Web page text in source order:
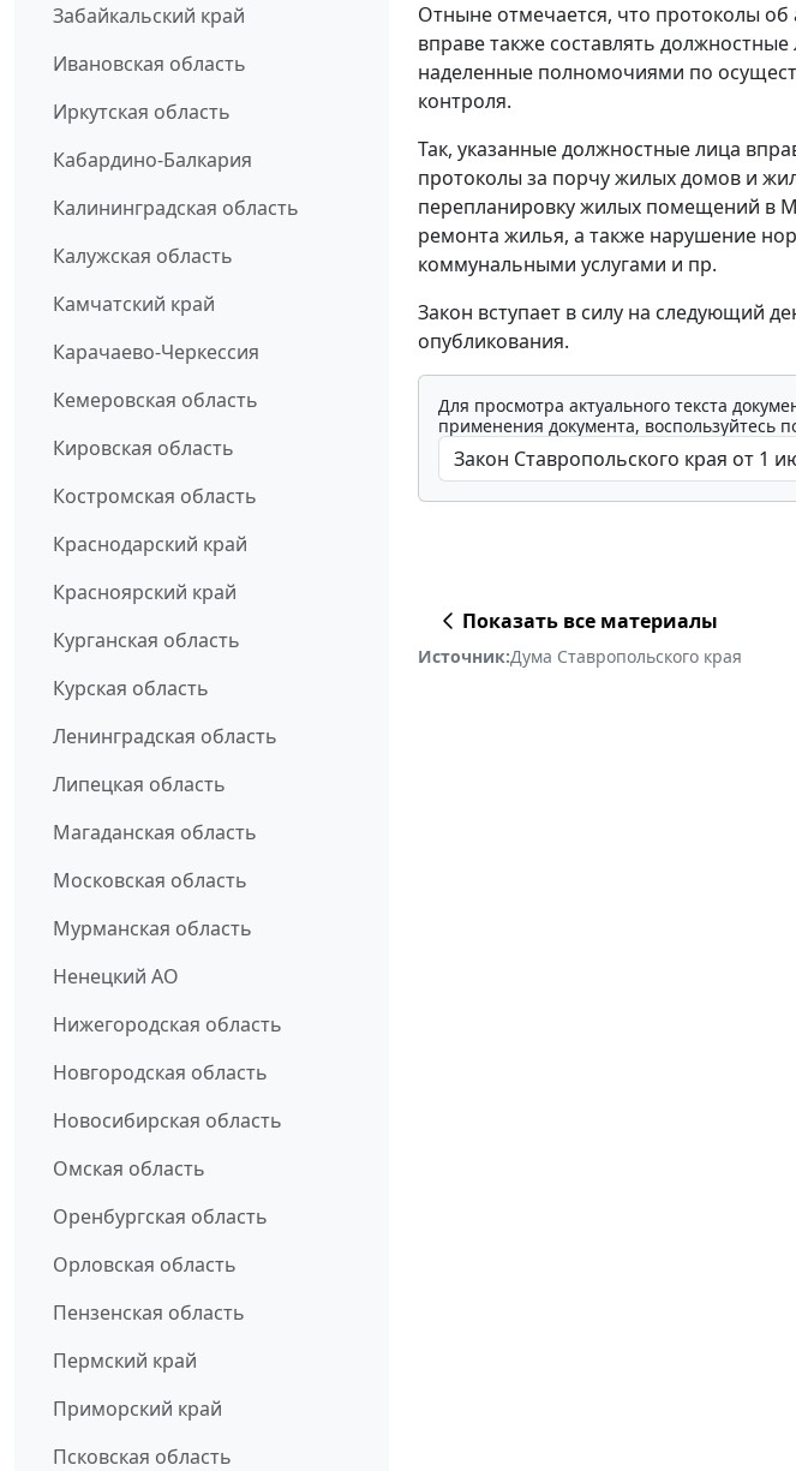
Забайкальский край
Ивановская область
Иркутская область
Кабардино-Балкария
Калининградская область
Калужская область
Камчатский край
Карачаево-Черкессия
Кемеровская область
Кировская область
Костромская область
Краснодарский край
Красноярский край
Курганская область
Курская область
Ленинградская область
Липецкая область
Магаданская область
Московская область
Мурманская область
Ненецкий АО
Нижегородская область
Новгородская область
Новосибирская область
Омская область
Оренбургская область
Орловская область
Пензенская область
Пермский край
Приморский край
Псковская область
Отныне отмечается, что протоколы
вправе также составлять
наделенные полномочиями по
контроля.
Так, указанные должностные лица
протоколы за порчу жилых домов и
перепланировку жилых помещений в
ремонта жилья, а также нарушение
коммунальными услугами и пр.
Закон вступает в силу на следующий
опубликования.
Для просмотра актуального текста
применения документа, воспользуйтесь
Показать все материалы
Источник:Дума Ставропольского края